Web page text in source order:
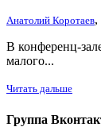
Анатолий Коротаев,
В конференц-
малого...
Читать дальше
Группа